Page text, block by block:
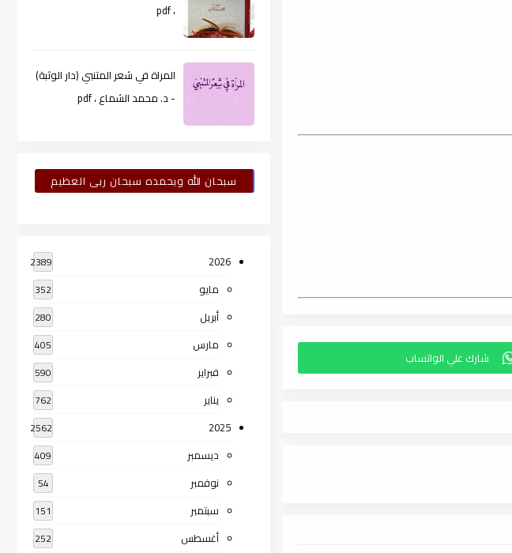
، pdf
المراة في شعر المتنبي (دار الوثبة)
- د. محمد الشماع ، pdf
سبحان الله وبحمده سبحان ربى العظيم
2026
2389
مايو 352
أبريل 280
مارس 405
فبراير 590
يناير 762
2025
2562
ديسمبر 409
نوفمبر 54
سبتمبر 151
أغسطس 252